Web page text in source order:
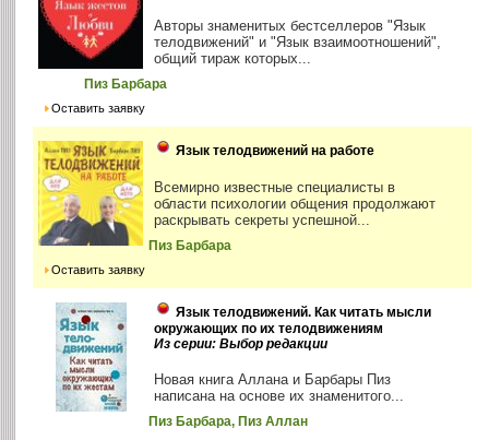
Авторы знаменитых бестселлеров "Язык
телодвижений" и "Язык взаимоотношений",
общий тираж которых...
Пиз Барбара
Оставить заявку
Язык телодвижений на работе
Всемирно известные специалисты в
области психологии общения продолжают
раскрывать секреты успешной...
Пиз Барбара
Оставить заявку
Язык телодвижений. Как читать мысли
окружающих по их телодвижениям
Из серии: Выбор редакции
Новая книга Аллана и Барбары Пиз
написана на основе их знаменитого...
Пиз Барбара, Пиз Аллан